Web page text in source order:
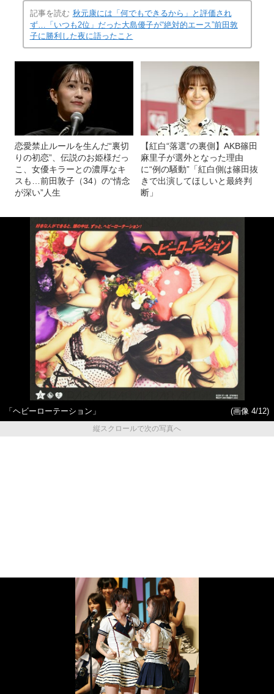
記事を読む 秋元康には「何でもできるから」と評価され
ず…「いつも2位」だった大島優子が“絶対的エース”前田敦
子に勝利した夜に語ったこと
恋愛禁止ルールを生んだ“裏切
りの初恋”、伝説のお姫様だっ
こ、女優キラーとの濃厚なキ
スも…前田敦子（34）の“情念
が深い”人生
【紅白“落選”の裏側】AKB篠田
麻里子が選外となった理由
に“例の騒動”「紅白側は篠田抜
きで出演してほしいと最終判
断」
「ヘビーローテーション」
(画像 4/12)
縦スクロールで次の写真へ